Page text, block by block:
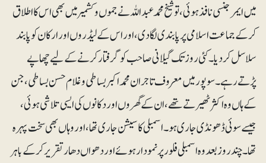
میں ایمرجنسی نافذ ہوئی، تو شیخ محمدعبداللہ نے جموں و کشمیر میں بھی اس کا اطلاق
کرکے جماعت اسلامی پر پابندی لگادی، اور اس کے لیڈروں اور ارکان کو پابند
سلاسل کر دیا۔ کئی روز تک گیلانی صاحب کو گرفتار کرنے کے لیے چھاپے
پڑتے رہے۔ سوپور میں معروف تاجران محمد اکبر بساطی و غلام حسن بساطی، جن
کے ہاں وہ اکثر ٹھیرتے تھے، ان کے گھروں اور دکانوں کی ایسی تلاشی ہوئی ،
جیسے سوئی ڈھونڈی جاری ہو۔ اسمبلی کا سیشن جاری تھا، اور وہاں بھی سخت پہرہ
تھا۔ چند روز بعد وہ اسمبلی فلور پر نمودا ر ہوئے اور دھواں دھار تقریر کرکے باہر